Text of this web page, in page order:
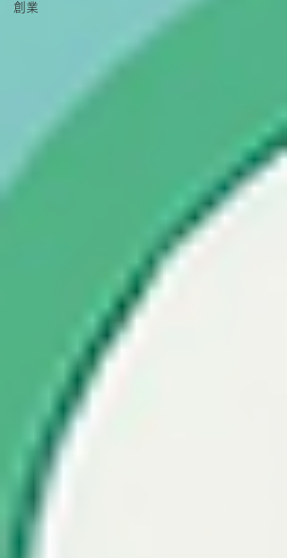
創業